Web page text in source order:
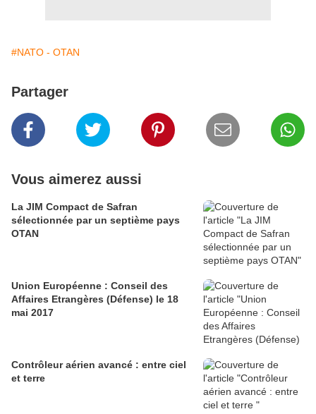
#NATO - OTAN
Partager
Vous aimerez aussi
La JIM Compact de Safran
sélectionnée par un septième pays
OTAN
Union Européenne : Conseil des
Affaires Etrangères (Défense) le 18
mai 2017
Contrôleur aérien avancé : entre ciel
et terre